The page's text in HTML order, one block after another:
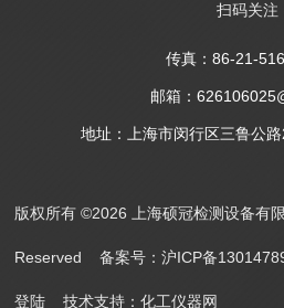
扫码关注
传真：86-21-
邮箱：
地址：上海市闵行区三鲁公
版权所有 ©2026 上海硕冠检测设备有
Reserved备案号：沪ICP备
登陆 技术支持：化工仪器网